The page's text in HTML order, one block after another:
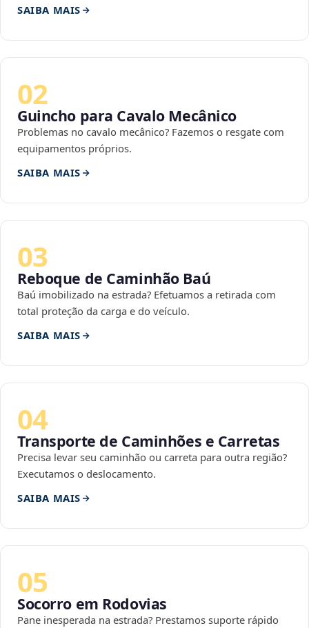
SAIBA MAIS
02
Guincho para Cavalo Mecânico
Problemas no cavalo mecânico? Fazemos o resgate com
equipamentos próprios.
SAIBA MAIS
03
Reboque de Caminhão Baú
Baú imobilizado na estrada? Efetuamos a retirada com
total proteção da carga e do veículo.
SAIBA MAIS
04
Transporte de Caminhões e Carretas
Precisa levar seu caminhão ou carreta para outra região?
Executamos o deslocamento.
SAIBA MAIS
05
Socorro em Rodovias
Pane inesperada na estrada? Prestamos suporte rápido